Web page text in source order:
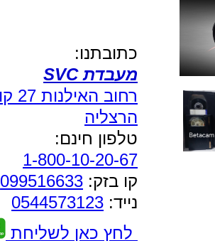
כתובתנו:
מעבדת SVC
רחוב האילנות 27 קומה 3
הרצליה
טלפון חינם:
1-800-10-20-67
קו בזק: 099516633
נייד: 0544573123
לחץ כאן לשליחת